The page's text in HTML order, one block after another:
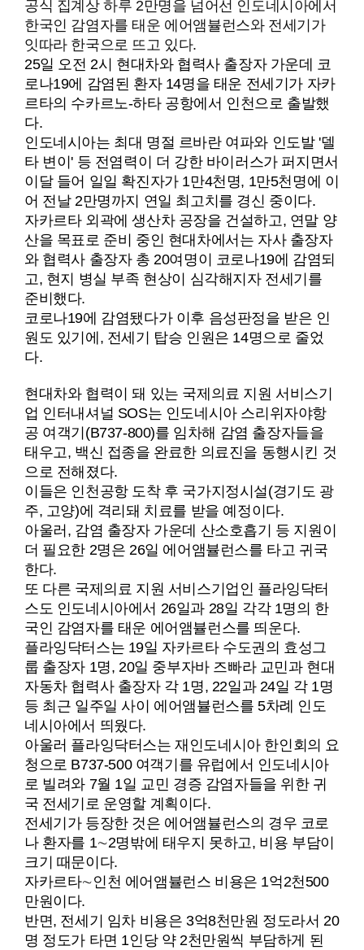
공식 집계상 하루 2만명을 넘어선 인도네시아에서
한국인 감염자를 태운 에어앰뷸런스와 전세기가
잇따라 한국으로 뜨고 있다.
25일 오전 2시 현대차와 협력사 출장자 가운데 코
로나19에 감염된 환자 14명을 태운 전세기가 자카
르타의 수카르노-하타 공항에서 인천으로 출발했
다.
인도네시아는 최대 명절 르바란 여파와 인도발 '델
타 변이' 등 전염력이 더 강한 바이러스가 퍼지면서
이달 들어 일일 확진자가 1만4천명, 1만5천명에 이
어 전날 2만명까지 연일 최고치를 경신 중이다.
자카르타 외곽에 생산차 공장을 건설하고, 연말 양
산을 목표로 준비 중인 현대차에서는 자사 출장자
와 협력사 출장자 총 20여명이 코로나19에 감염되
고, 현지 병실 부족 현상이 심각해지자 전세기를
준비했다.
코로나19에 감염됐다가 이후 음성판정을 받은 인
원도 있기에, 전세기 탑승 인원은 14명으로 줄었
다.
현대차와 협력이 돼 있는 국제의료 지원 서비스기
업 인터내셔널 SOS는 인도네시아 스리위자야항
공 여객기(B737-800)를 임차해 감염 출장자들을
태우고, 백신 접종을 완료한 의료진을 동행시킨 것
으로 전해졌다.
이들은 인천공항 도착 후 국가지정시설(경기도 광
주, 고양)에 격리돼 치료를 받을 예정이다.
아울러, 감염 출장자 가운데 산소호흡기 등 지원이
더 필요한 2명은 26일 에어앰뷸런스를 타고 귀국
한다.
또 다른 국제의료 지원 서비스기업인 플라잉닥터
스도 인도네시아에서 26일과 28일 각각 1명의 한
국인 감염자를 태운 에어앰뷸런스를 띄운다.
플라잉닥터스는 19일 자카르타 수도권의 효성그
룹 출장자 1명, 20일 중부자바 즈빠라 교민과 현대
자동차 협력사 출장자 각 1명, 22일과 24일 각 1명
등 최근 일주일 사이 에어앰뷸런스를 5차례 인도
네시아에서 띄웠다.
아울러 플라잉닥터스는 재인도네시아 한인회의 요
청으로 B737-500 여객기를 유럽에서 인도네시아
로 빌려와 7월 1일 교민 경증 감염자들을 위한 귀
국 전세기로 운영할 계획이다.
전세기가 등장한 것은 에어앰뷸런스의 경우 코로
나 환자를 1∼2명밖에 태우지 못하고, 비용 부담이
크기 때문이다.
자카르타∼인천 에어앰뷸런스 비용은 1억2천500
만원이다.
반면, 전세기 임차 비용은 3억8천만원 정도라서 20
명 정도가 타면 1인당 약 2천만원씩 부담하게 된